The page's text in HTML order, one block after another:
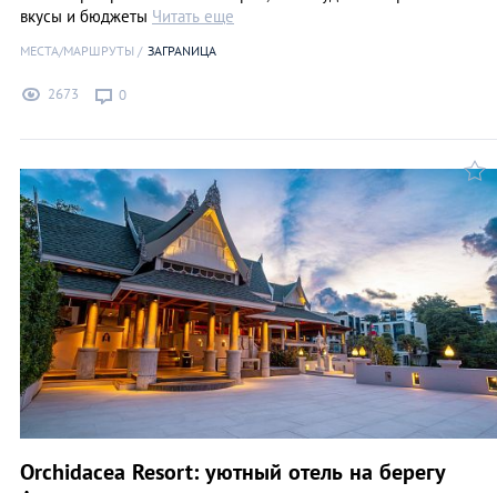
вкусы и бюджеты Читать еще
МЕСТА/МАРШРУТЫ ЗАГРАNИЦА
2673 0
Orchidacea Resort: уютный отель на берегу